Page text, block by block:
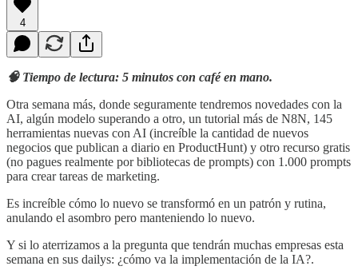
4
🧠 Tiempo de lectura: 5 minutos con café en mano.
Otra semana más, donde seguramente tendremos novedades con la
AI, algún modelo superando a otro, un tutorial más de N8N, 145
herramientas nuevas con AI (increíble la cantidad de nuevos
negocios que publican a diario en ProductHunt) y otro recurso gratis
(no pagues realmente por bibliotecas de prompts) con 1.000 prompts
para crear tareas de marketing.
Es increíble cómo lo nuevo se transformó en un patrón y rutina,
anulando el asombro pero manteniendo lo nuevo.
Y si lo aterrizamos a la pregunta que tendrán muchas empresas esta
semana en sus dailys: ¿cómo va la implementación de la IA?.